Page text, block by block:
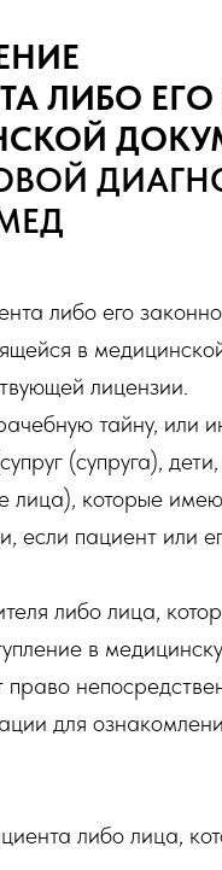
ЛИБО
либо его
в
лицензии.
тайну,
(супруга),
которые
пациент или
либо лица,
в
для
либо лица,